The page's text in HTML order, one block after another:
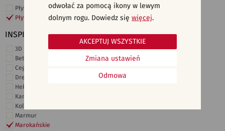
Płytki ścienne
Płytki podłogowe
INSPIRACJE
3D i struktury
Beton
Cegiełki
Drewno
Heksagonalne
Kamień
Kolor
Marmur
Marokańskie
odwołać za pomocą ikony w lewym
dolnym rogu. Dowiedz się więcej.
Odmowa
Zmiana ustawień
AKCEPTUJ WSZYSTKIE